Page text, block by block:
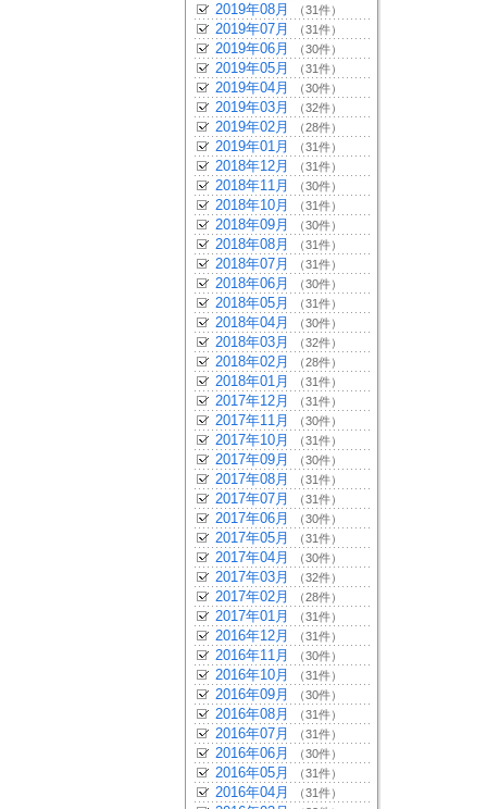
2019年08月 （31件）
2019年07月 （31件）
2019年06月 （30件）
2019年05月 （31件）
2019年04月 （30件）
2019年03月 （32件）
2019年02月 （28件）
2019年01月 （31件）
2018年12月 （31件）
2018年11月 （30件）
2018年10月 （31件）
2018年09月 （30件）
2018年08月 （31件）
2018年07月 （31件）
2018年06月 （30件）
2018年05月 （31件）
2018年04月 （30件）
2018年03月 （32件）
2018年02月 （28件）
2018年01月 （31件）
2017年12月 （31件）
2017年11月 （30件）
2017年10月 （31件）
2017年09月 （30件）
2017年08月 （31件）
2017年07月 （31件）
2017年06月 （30件）
2017年05月 （31件）
2017年04月 （30件）
2017年03月 （32件）
2017年02月 （28件）
2017年01月 （31件）
2016年12月 （31件）
2016年11月 （30件）
2016年10月 （31件）
2016年09月 （30件）
2016年08月 （31件）
2016年07月 （31件）
2016年06月 （30件）
2016年05月 （31件）
2016年04月 （31件）